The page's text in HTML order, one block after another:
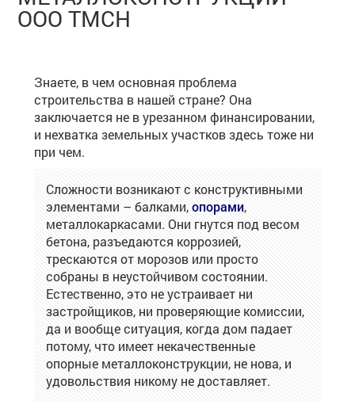
ООО ТМСН
Знаете, в чем основная проблема
строительства в нашей стране? Она
заключается не в урезанном финансировании,
и нехватка земельных участков здесь тоже ни
при чем.
Сложности возникают с конструктивными
элементами – балками,опорами,
металлокаркасами. Они гнутся под весом
бетона, разъедаются коррозией,
трескаются от морозов или просто
собраны в неустойчивом состоянии.
Естественно, это не устраивает ни
застройщиков, ни проверяющие комиссии,
да и вообще ситуация, когда дом падает
потому, что имеет некачественные
опорные металлоконструкции, не нова, и
удовольствия никому не доставляет.